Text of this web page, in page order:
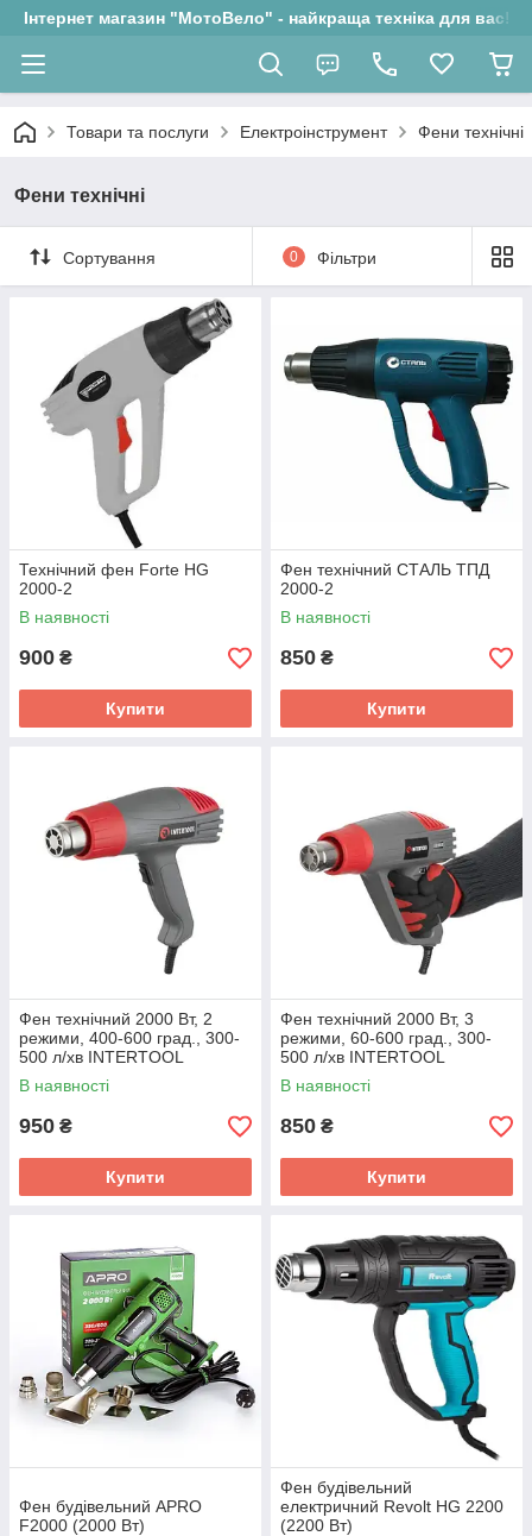
Інтернет магазин "МотоВело" - найкраща техніка для вас!
Товари та послуги Електроінструмент Фени технічні
Фени технічні
Сортування 0 Фільтри
Технічний фен Forte HG
2000-2
В наявності
900 ₴
Купити
Фен технічний СТАЛЬ ТПД
2000-2
В наявності
850 ₴
Купити
Фен технічний 2000 Вт, 2
режими, 400-600 град., 300-
500 л/хв INTERTOOL
В наявності
950 ₴
Купити
Фен технічний 2000 Вт, 3
режими, 60-600 град., 300-
500 л/хв INTERTOOL
В наявності
850 ₴
Купити
Фен будівельний APRO
F2000 (2000 Вт)
Фен будівельний
електричний Revolt HG 2200
(2200 Вт)